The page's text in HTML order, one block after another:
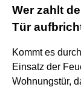
Wer zahlt
Tür
Kommt es
Einsatz der
Wohnungstür,